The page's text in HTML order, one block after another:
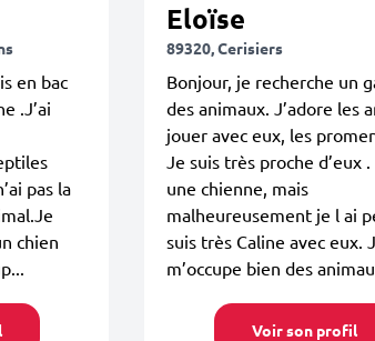
en bac
.J’ai
pas la
chien
Eloïse
89320, Cerisiers
Bonjour, je recherche un
des animaux. J’adore les
jouer avec eux, les
Je suis très proche d’eux .
une chienne, mais
malheureusement je l ai
suis très Caline avec eux.
m’occupe bien des
Voir son profil